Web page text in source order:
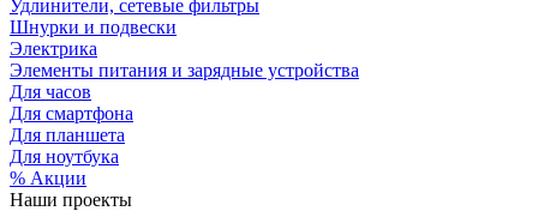
Удлинители, сетевые фильтры
Шнурки и подвески
Электрика
Элементы питания и зарядные устройства
Для часов
Для смартфона
Для планшета
Для ноутбука
% Акции
Наши проекты